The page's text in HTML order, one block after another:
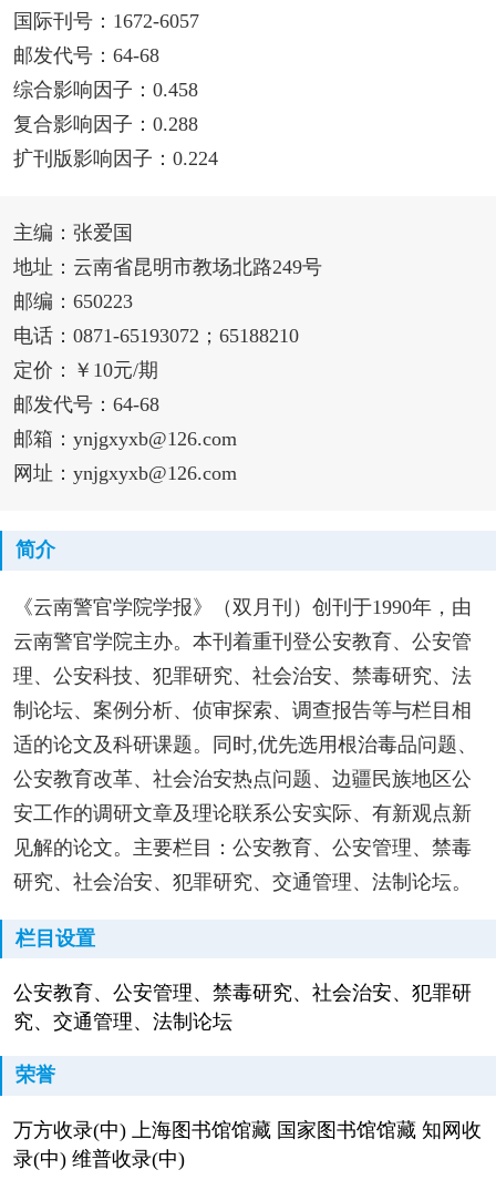
国际刊号：1672-6057
邮发代号：64-68
综合影响因子：0.458
复合影响因子：0.288
扩刊版影响因子：0.224
主编：张爱国
地址：云南省昆明市教场北路249号
邮编：650223
电话：0871-65193072；65188210
定价：￥10元/期
邮发代号：64-68
邮箱：ynjgxyxb@126.com
网址：ynjgxyxb@126.com
简介
《云南警官学院学报》（双月刊）创刊于1990年，由
云南警官学院主办。本刊着重刊登公安教育、公安管
理、公安科技、犯罪研究、社会治安、禁毒研究、法
制论坛、案例分析、侦审探索、调查报告等与栏目相
适的论文及科研课题。同时,优先选用根治毒品问题、
公安教育改革、社会治安热点问题、边疆民族地区公
安工作的调研文章及理论联系公安实际、有新观点新
见解的论文。主要栏目：公安教育、公安管理、禁毒
研究、社会治安、犯罪研究、交通管理、法制论坛。
栏目设置
公安教育、公安管理、禁毒研究、社会治安、犯罪研
究、交通管理、法制论坛
荣誉
万方收录(中) 上海图书馆馆藏 国家图书馆馆藏 知网收
录(中) 维普收录(中)